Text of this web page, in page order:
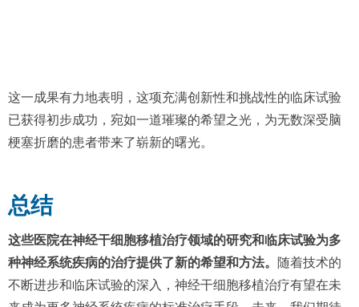
这一成果有力地表明，这项充满创新性和挑战性的临床试验
已获得初步成功，宛如一道璀璨的希望之光，为无数深受脑
梗塞折磨的患者带来了崭新的曙光。
总结
这些医院在神经干细胞移植治疗领域的研究和临床试验为多
种神经系统疾病的治疗提供了新的希望和方法。
随着技术的
不断进步和临床试验的深入，神经干细胞移植治疗有望在未